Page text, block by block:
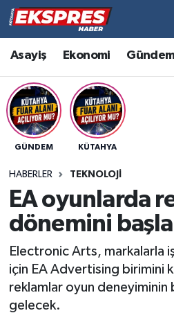
Asayiş Ekonomi
GÜNDEM KÜTAHYA
HABERLER TEKNOLOJI
EA oyunlarda
dönemini
Electronic Arts, markalarla
için EA Advertising birimini
reklamlar oyun deneyiminin
gelecek.
Altıntaş
Asayiş
Aslanapa
Bölge
Çavdarhisar
Domaniç
Dumlupınar
Hava Durumu
Trafik Durumu
Süper Lig Puan Durumu
Son Dakika Haberleri
Haber Arşivi